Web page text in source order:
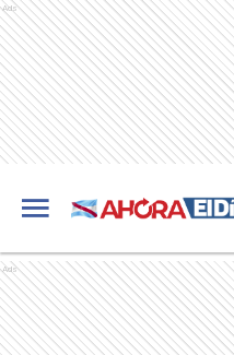
Ads
Ads